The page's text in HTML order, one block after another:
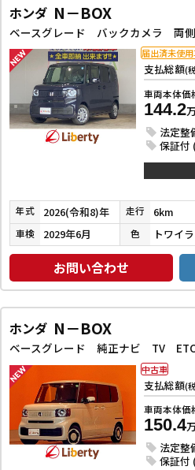
ホンダ N－BOX
支払総額(
車両本体価
144.2
法定整
保証付
届出済未使
年式 2026(令和8)年 走行 6km
車検 2029年6月 色
お問い合わせ
ホンダ N－BOX
支払総額(
車両本体価
150.4
法定整
保証付
中古車